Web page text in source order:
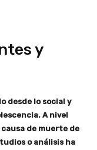
y
desde lo social y
A nivel
de muerte de
o análisis ha